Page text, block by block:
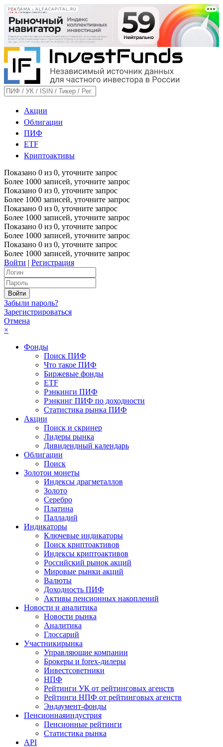
РЕКЛАМА • ALFACAPITAL.RU
Акции
Облигации
ПИФ
ETF
Криптоактивы
Показано 0 из 0, уточните запрос
Более 1000 записей, уточните запрос
Показано 0 из 0, уточните запрос
Более 1000 записей, уточните запрос
Показано 0 из 0, уточните запрос
Более 1000 записей, уточните запрос
Показано 0 из 0, уточните запрос
Более 1000 записей, уточните запрос
Показано 0 из 0, уточните запрос
Более 1000 записей, уточните запрос
Войти | Регистрация
Забыли пароль?
Зарегистрироваться
Отмена
×
Фонды
Поиск ПИФ
Что такое ПИФ
Биржевые фонды
ETF
Рэнкинги ПИФ
Рэнкинг ПИФ по доходности
Статистика рынка ПИФ
Акции
Поиск и скринер
Лидеры рынка
Дивидендный календарь
Облигации
Поиск
Золотои монеты
Индексы драгметаллов
Золото
Серебро
Платина
Палладий
Индикаторы
Ключевые индикаторы
Поиск криптоактивов
Индексы криптоактивов
Российский рынок акций
Мировые рынки акций
Валюты
Доходность ПИФ
Активы пенсионных накоплений
Новости и аналитика
Новости рынка
Аналитика
Глоссарий
Участникирынка
Управляющие компании
Брокеры и forex-дилеры
Инвестсоветники
НПФ
Рейтинги УК от рейтинговых агенств
Рейтинги НПФ от рейтинговых агенств
Эндаумент-фонды
Пенсионнаяиндустрия
Пенсионные рейтинги
Статистика рынка
API